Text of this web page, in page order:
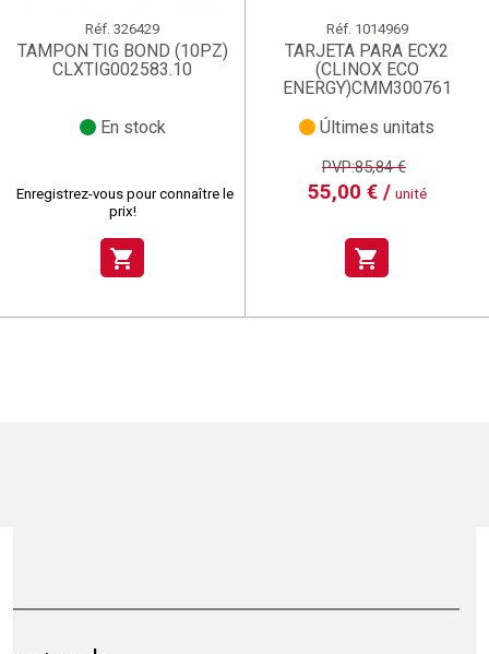
Réf. 326429
TAMPON TIG BOND (10PZ)
CLXTIG002583.10
En stock
Enregistrez-vous pour connaître le
prix!
shopping_cart
Réf. 1014969
TARJETA PARA ECX2
(CLINOX ECO
ENERGY)CMM300761
Últimes unitats
PVP:85,84 €
55,00 € / unité
shopping_cart